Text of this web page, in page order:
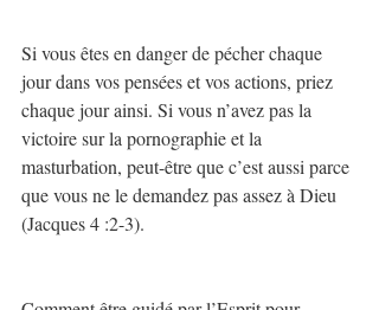
Si vous êtes en danger de pécher chaque
jour dans vos pensées et vos actions, priez
chaque jour ainsi. Si vous n’avez pas la
victoire sur la pornographie et la
masturbation, peut-être que c’est aussi parce
que vous ne le demandez pas assez à Dieu
(Jacques 4 :2-3).